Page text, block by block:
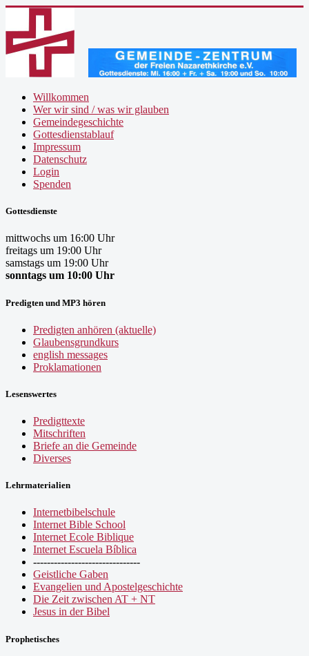
Willkommen
Wer wir sind / was wir glauben
Gemeindegeschichte
Gottesdienstablauf
Impressum
Datenschutz
Login
Spenden
Gottesdienste
mittwochs um 16:00 Uhr
freitags um 19:00 Uhr
samstags um 19:00 Uhr
sonntags um 10:00 Uhr
Predigten und MP3 hören
Predigten anhören (aktuelle)
Glaubensgrundkurs
english messages
Proklamationen
Lesenswertes
Predigttexte
Mitschriften
Briefe an die Gemeinde
Diverses
Lehrmaterialien
Internetbibelschule
Internet Bible School
Internet Ecole Biblique
Internet Escuela Bíblica
-------------------------------
Geistliche Gaben
Evangelien und Apostelgeschichte
Die Zeit zwischen AT + NT
Jesus in der Bibel
Prophetisches